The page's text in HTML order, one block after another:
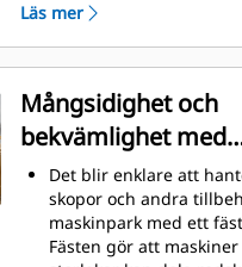
stål, särskilt användbart
extrema slitytor
Skydda extrema slitytor
bäst från att komma i
material med
med markkontakt (GET)
Högre produktion i
förhållanden, enklare
i högar och snabbare
med Cat®Advansys™
Installera och ta bort
Läs mer
Mångsidighet och
bekvämlighet med
snabbfästen
Det blir enklare att
skopor och andra
maskinpark med ett
Fästen gör att